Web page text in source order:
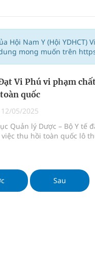
riêng 2026
vực cấp cứu, điều trị đột
lại khai thác vào ngày 19/
tăng cường chống
ương cơ sở 2 đón hơn 500
Hội Nam Y (Hội YDHCT)
mong muốn trên
Vi Phú vi phạm
quốc
12/05/2025
Quản lý Dược – Bộ Y tế
thu hồi toàn quốc lô
Sau